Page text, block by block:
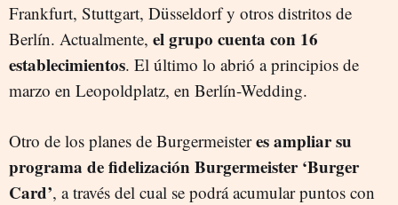
Frankfurt, Stuttgart, Düsseldorf y otros distritos de
Berlín. Actualmente, el grupo cuenta con 16
establecimientos. El último lo abrió a principios de
marzo en Leopoldplatz, en Berlín-Wedding.
Otro de los planes de Burgermeisteres ampliar su
programa de fidelización Burgermeister ‘Burger
Card’, a través del cual se podrá acumular puntos con